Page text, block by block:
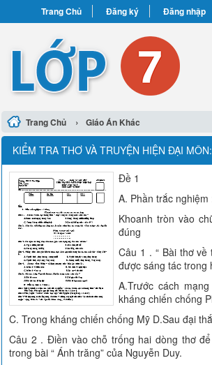
Trang Chủ Đăng ký Đăng nhập
Trang Chủ › Giáo Án Khác
KIỂM TRA THƠ VÀ TRUYỆN HIỆN ĐẠI
Đề 1
A. Phần trắc nghiệm
Khoanh tròn vào
đúng
Câu 1 . “ Bài thơ về
được sáng tác trong
A.Trước cách
kháng chiến chống
C. Trong kháng chiến chống Mỹ D.Sau đại
Câu 2 . Điền vào chỗ trống hai dòng thơ
trong bài “ Ánh trăng” của Nguyễn Duy.